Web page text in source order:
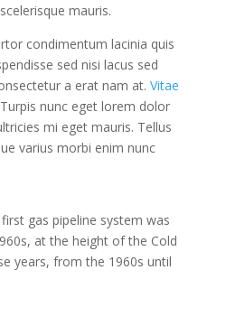
mauris.
condimentum lacinia quis
sed nisi lacus sed
a erat nam at. Vitae
nunc eget lorem dolor
mi eget mauris. Tellus
varius morbi enim nunc
gas pipeline system was
at the height of the Cold
years, from the 1960s until